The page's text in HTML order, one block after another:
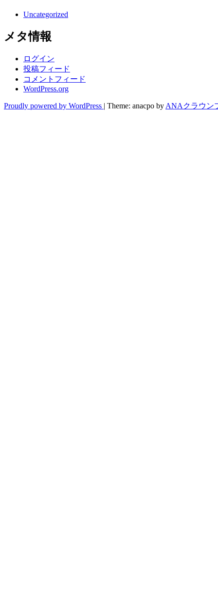
Uncategorized
メタ情報
ログイン
投稿フィード
コメントフィード
WordPress.org
Proudly powered by WordPress | Theme: anacpo by ANAクラウン